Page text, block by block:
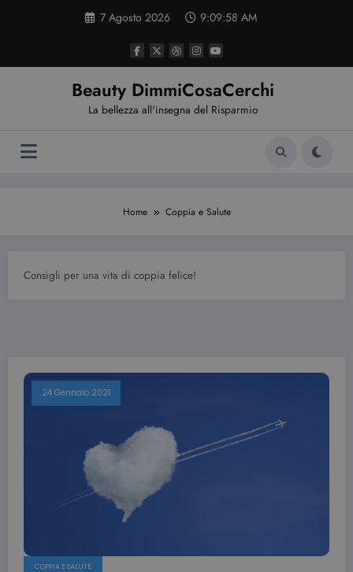
7 Agosto 2026 9:09:58 AM
Beauty DimmiCosaCerchi
La bellezza all'insegna del Risparmio
Home Coppia e Salute
Consigli per una vita di coppia felice!
24 Gennaio 2021
COPPIA E SALUTE